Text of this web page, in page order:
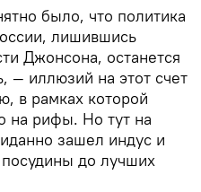
было, что политика
лишившись
Джонсона, останется
— иллюзий на этот счет
в рамках которой
на рифы. Но тут на
зашел индус и
до лучших